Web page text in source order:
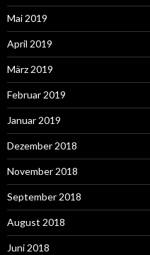
Mai 2019
April 2019
März 2019
Februar 2019
Januar 2019
Dezember 2018
November 2018
September 2018
August 2018
Juni 2018